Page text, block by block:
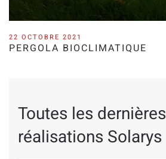
22 OCTOBRE 2021
PERGOLA BIOCLIMATIQUE
Toutes les dernières
réalisations Solarys